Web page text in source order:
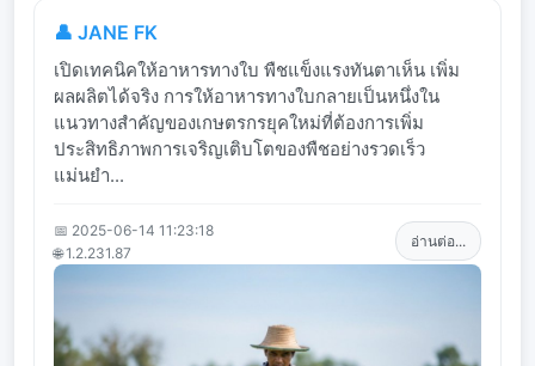
👤 JANE FK
เปิดเทคนิคให้อาหารทางใบ พืชแข็งแรงทันตาเห็น เพิ่ม
ผลผลิตได้จริง การให้อาหารทางใบกลายเป็นหนึ่งใน
แนวทางสำคัญของเกษตรกรยุคใหม่ที่ต้องการเพิ่ม
ประสิทธิภาพการเจริญเติบโตของพืชอย่างรวดเร็ว
แม่นยำ...
📅 2025-06-14 11:23:18
🌐 1.2.231.87
อ่านต่อ...